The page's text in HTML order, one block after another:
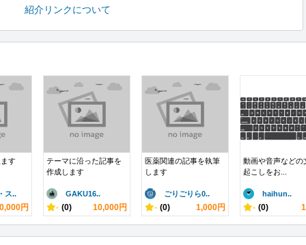
紹介リンクについて
す
ス..
円
テーマに沿った記事を
作成します
GAKU16..
- (0) 10,000円
医薬関連の記事を執筆
します
ごりごりら0..
- (0) 1,000円
動画や音声などの
起こしをお...
haihun..
- (0)